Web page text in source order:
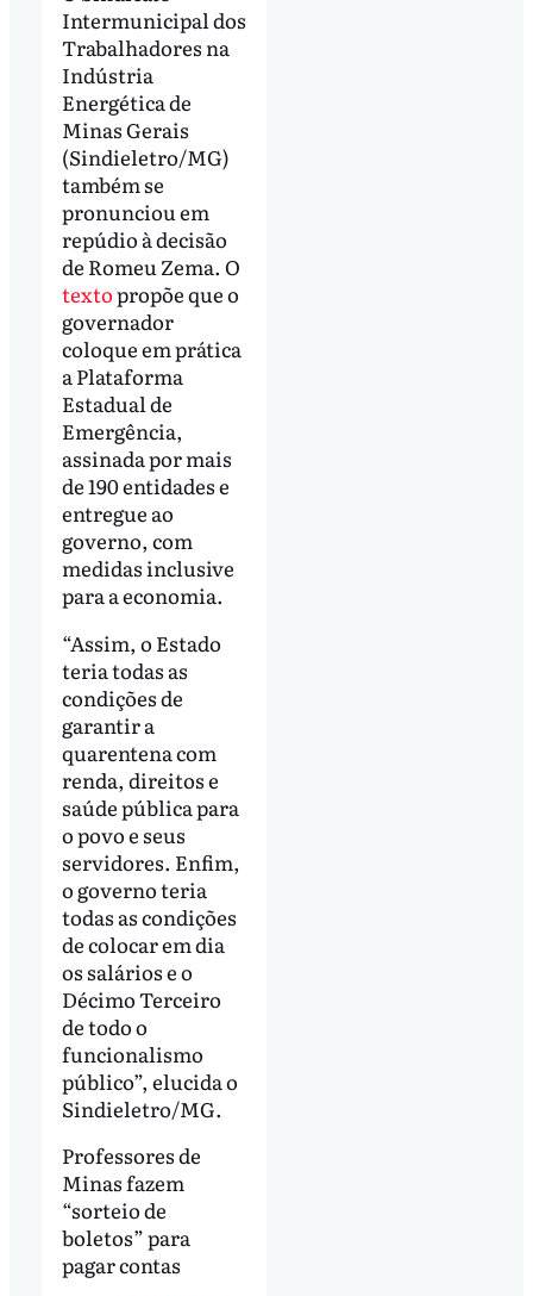
Intermunicipal dos
Trabalhadores na
Indústria
Energética de
Minas Gerais
(Sindieletro/MG)
também se
pronunciou em
repúdio à decisão
de Romeu Zema. O
textopropõe que o
governador
coloque em prática
a Plataforma
Estadual de
Emergência,
assinada por mais
de 190 entidades e
entregue ao
governo, com
medidas inclusive
para a economia.
“Assim, o Estado
teria todas as
condições de
garantir a
quarentena com
renda, direitos e
saúde pública para
o povo e seus
servidores. Enfim,
o governo teria
todas as condições
de colocar em dia
os salários e o
Décimo Terceiro
de todo o
funcionalismo
público”, elucida o
Sindieletro/MG.
Professores de
Minas fazem
“sorteio de
boletos” para
pagar contas